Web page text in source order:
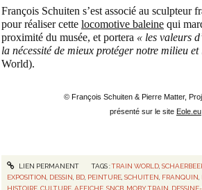
François Schuiten s’est associé au sculpteur
pour réaliser cette locomotive baleine qui
proximité du musée, et portera « les valeurs
la nécessité de mieux protéger notre milieu
World).
© François Schuiten & Pierre Matter,
présenté sur le site Eole.eu
LIEN PERMANENT TAGS :TRAIN WORLD,
EXPOSITION, DESSIN, BD, PEINTURE,SCHUITEN, FRANQUIN,